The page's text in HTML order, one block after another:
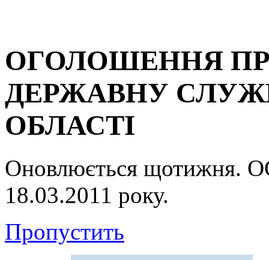
ОГОЛОШЕННЯ
ДЕРЖАВНУ
ОБЛАСТІ
Оновлюється
18.03.2011 року.
Пропустить